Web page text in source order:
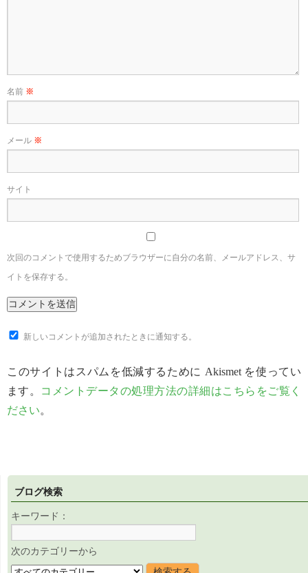
名前 ※
メール ※
サイト
次回のコメントで使用するためブラウザーに自分の名前、メールアドレス、サ
イトを保存する。
新しいコメントが追加されたときに通知する。
このサイトはスパムを低減するために Akismet を使ってい
ます。 コメントデータの処理方法の詳細はこちらをご覧く
ださい。
ブログ検索
キーワード：
次のカテゴリーから